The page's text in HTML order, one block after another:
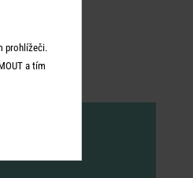
prohlížeči.
a tím